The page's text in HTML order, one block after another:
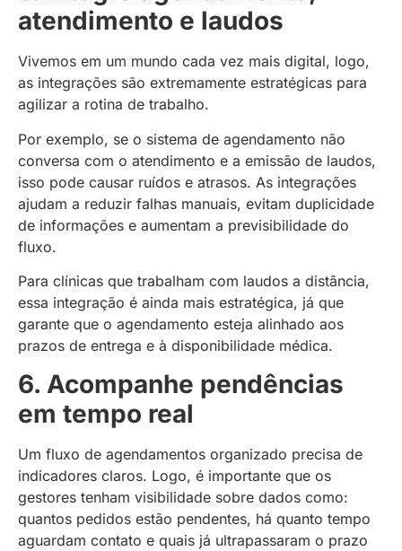
atendimento e laudos
Vivemos em um mundo cada vez mais digital, logo,
as integrações são extremamente estratégicas para
agilizar a rotina de trabalho.
Por exemplo, se o sistema de agendamento não
conversa com o atendimento e a emissão de laudos,
isso pode causar ruídos e atrasos. As integrações
ajudam a reduzir falhas manuais, evitam duplicidade
de informações e aumentam a previsibilidade do
fluxo.
Para clínicas que trabalham com laudos a distância,
essa integração é ainda mais estratégica, já que
garante que o agendamento esteja alinhado aos
prazos de entrega e à disponibilidade médica.
6. Acompanhe pendências
em tempo real
Um fluxo de agendamentos organizado precisa de
indicadores claros. Logo, é importante que os
gestores tenham visibilidade sobre dados como:
quantos pedidos estão pendentes, há quanto tempo
aguardam contato e quais já ultrapassaram o prazo